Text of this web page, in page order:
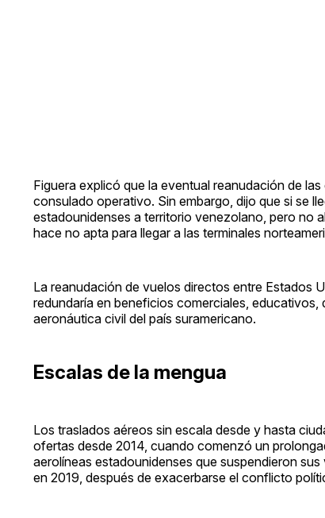
Figuera explicó que la eventual reanudación de
consulado operativo. Sin embargo, dijo que si se
estadounidenses a territorio venezolano, pero no
hace no apta para llegar a las terminales
La reanudación de vuelos directos entre Estados
redundaría en beneficios comerciales,
aeronáutica civil del país suramericano.
Escalas de la mengua
Los traslados aéreos sin escala desde y hasta
ofertas desde 2014, cuando comenzó un
aerolíneas estadounidenses que suspendieron
en 2019, después de exacerbarse el conflicto